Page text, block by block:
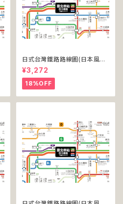
日式台灣鐵路路線圖(日本風台
湾鉄道路線図)(デジタル版／LT
-NC)
¥3,272
18%OFF